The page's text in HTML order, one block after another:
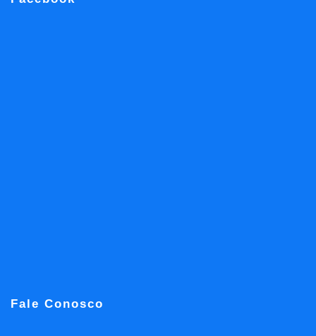
Fale Conosco